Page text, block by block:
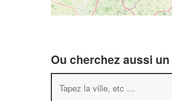
Ou cherchez aussi